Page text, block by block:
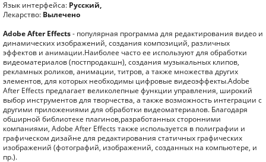
Язык интерфейса: Русский,
Лекарство: Вылечено
Adobe After Effects- популярная программа для редактирования видео и
динамических изображений, создания композиций, различных
эффектов и анимации.Наиболее часто ее используют для обработки
видеоматериалов (постпродакшн), создания музыкальных клипов,
рекламных роликов, анимации, титров, а также множества других
элементов, для которых необходимы цифровые видеоэффекты.Adobe
After Effects предлагает великолепные функции управления, широкий
выбор инструментов для творчества, а также возможность интеграции с
другими приложениями для обработки видеоматериалов. Благодаря
обширной библиотеке плагинов,разработанных сторонними
компаниями, Adobe After Effects также используется в полиграфии и
графическом дизайне для редактирования статичных графических
изображений (фотографий, изображений, созданных на компьютере, и
пр.).